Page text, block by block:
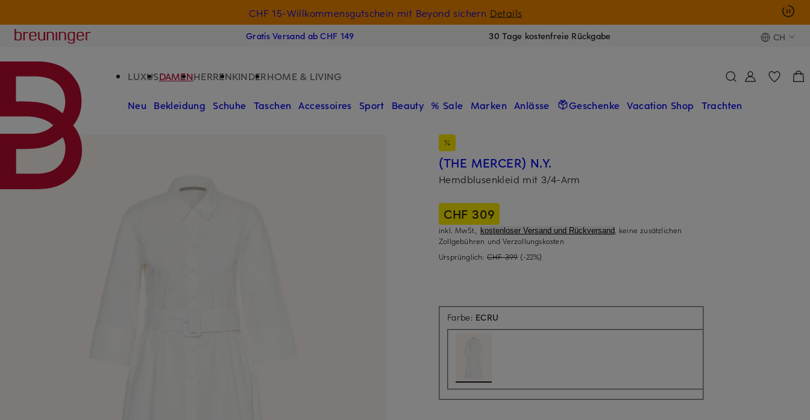
CHF 15-Willkommensgutschein mit Beyond sichern Details
Breuninger
Gratis Versand ab CHF 149 30 Tage kostenfreie Rückgabe CH
LUXUSDAMENHERRENKINDERHOME & LIVING
Neu Bekleidung Schuhe Taschen Accessoires Sport Beauty % Sale Marken Anlässe Geschenke Vacation Shop Trachten
(THE MERCER) N.Y.
Hemdblusenkleid mit 3/4-Arm
CHF 309
inkl. MwSt., kostenloser Versand und Rückversand, keine zusätzlichen
Zollgebühren und Verzollungskosten
Ursprünglich: CHF 399 (-22%)
Farbe: ECRU